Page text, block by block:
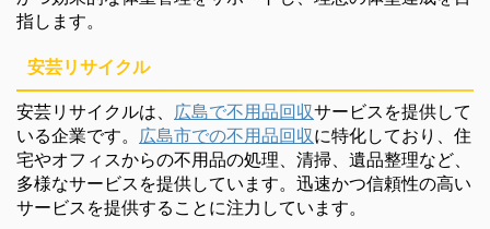
指します。
安芸リサイクル
安芸リサイクルは、 広島で不用品回収サービスを提供して
いる企業です。 広島市での不用品回収に特化しており、住
宅やオフィスからの不用品の処理、清掃、遺品整理など、
多様なサービスを提供しています。迅速かつ信頼性の高い
サービスを提供することに注力しています。